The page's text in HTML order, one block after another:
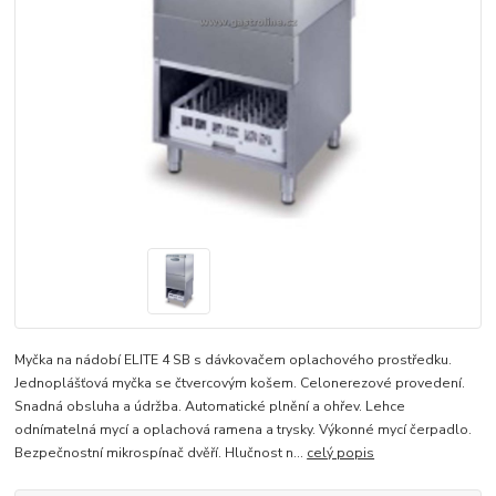
Myčka na nádobí ELITE 4 SB s dávkovačem oplachového prostředku.
Jednoplášťová myčka se čtvercovým košem. Celonerezové provedení.
Snadná obsluha a údržba. Automatické plnění a ohřev. Lehce
odnímatelná mycí a oplachová ramena a trysky. Výkonné mycí čerpadlo.
Bezpečnostní mikrospínač dvěří. Hlučnost n... celý popis